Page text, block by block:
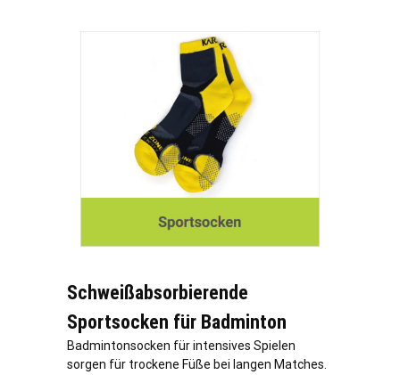
Schweißabsorbierende
Sportsocken für Badminton
Badmintonsocken für intensives Spielen
sorgen für trockene Füße bei langen Matches.